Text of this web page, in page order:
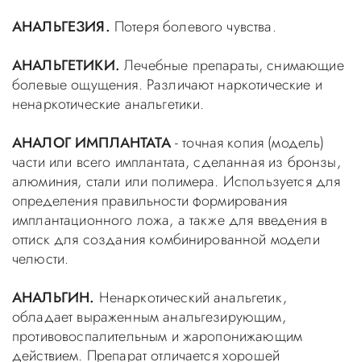
АНАЛЬГЕЗИЯ. Потеря болевого чувства.
АНАЛЬГЕТИКИ.Лечебные препараты, снимающие
болевые ощущения. Различают наркотические и
ненаркотические анальгетики.
АНАЛОГ ИМПЛАНТАТА- точная копия (модель)
части или всего имплантата, сделанная из бронзы,
алюминия, стали или полимера. Используется для
определения правильности формирования
имплантационного ложа, а также для введения в
оттиск для создания комбинированной модели
челюсти.
АНАЛЬГИН. Ненаркотический анальгетик,
обладает выраженным анальгезирующим,
противовоспалительным и жаропонижающим
действием. Препарат отличается хорошей